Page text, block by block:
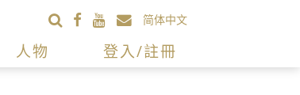
简体中文
人物 登入/註冊